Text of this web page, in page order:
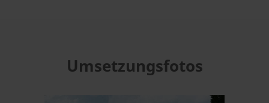
Umsetzungsfotos